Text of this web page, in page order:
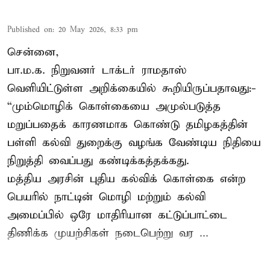
Published on: 20 May 2026, 8:33 pm
சென்னை,
பா.ம.க. நிறுவனர் டாக்டர் ராமதாஸ்
வெளியிட்டுள்ள அறிக்கையில் கூறியிருப்பதாவது:-
“மும்மொழிக் கொள்கையை அமுல்படுத்த
மறுப்பதைக் காரணமாக கொண்டு தமிழகத்தின்
பள்ளி கல்வி துறைக்கு வழங்க வேண்டிய நிதியை
நிறுத்தி வைப்பது கண்டிக்கத்தக்கது.
மத்திய அரசின் புதிய கல்விக் கொள்கை என்ற
பெயரில் நாட்டின் மொழி மற்றும் கல்வி
அமைப்பில் ஒரே மாதிரியான கட்டுப்பாட்டை
திணிக்க முயற்சிகள் நடைபெற்று வர ...